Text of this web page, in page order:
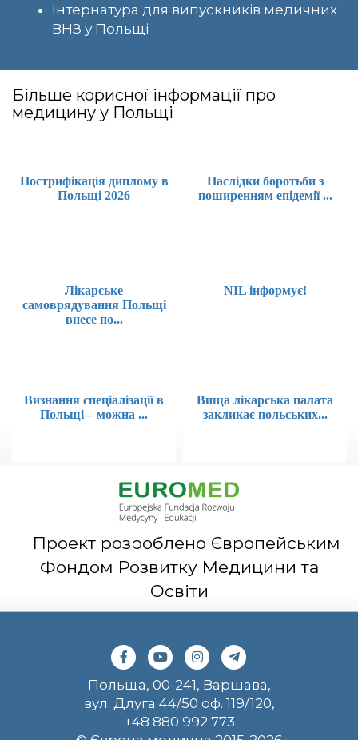
Інтернатура для випускників медичних
ВНЗ у Польщі
Більше корисної інформації про
медицину у Польщі
Нострифікація диплому в
Польщі 2026
Наслідки боротьби з
поширенням епідемії ...
Лікарське
самоврядування Польщі
внесе по...
NIL інформує!
Визнання спеціалізації в
Польщі – можна ...
Вища лікарська палата
закликає польських...
Проект розроблено Європейським
Фондом Розвитку Медицини та
Освіти
Польща, 00-241, Варшава,
вул. Длуга 44/50 оф. 119/120,
+48 880 992 773